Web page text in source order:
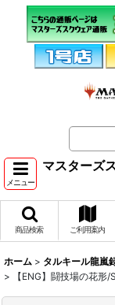
メニュー
マスターズ
商品検索 ご利用案内
ホーム > タルキール龍嵐
>
【ENG】闘技場の花